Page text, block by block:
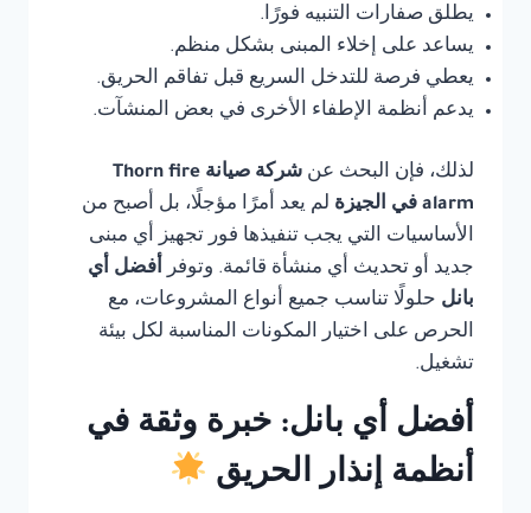
يطلق صفارات التنبيه فورًا.
يساعد على إخلاء المبنى بشكل منظم.
يعطي فرصة للتدخل السريع قبل تفاقم الحريق.
يدعم أنظمة الإطفاء الأخرى في بعض المنشآت.
لذلك، فإن البحث عن
شركة صيانة Thorn fire
alarm في الجيزة
لم يعد أمرًا مؤجلًا، بل أصبح من
الأساسيات التي يجب تنفيذها فور تجهيز أي مبنى
جديد أو تحديث أي منشأة قائمة. وتوفر أفضل أي
بانل حلولًا تناسب جميع أنواع المشروعات، مع
الحرص على اختيار المكونات المناسبة لكل بيئة
تشغيل.
أفضل أي بانل: خبرة وثقة في
أنظمة إنذار الحريق